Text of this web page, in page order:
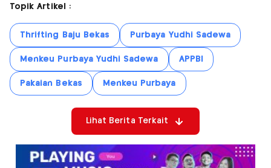
Topik Artikel :
Thrifting Baju Bekas Purbaya Yudhi Sadewa
Menkeu Purbaya Yudhi Sadewa APPBI
Pakaian Bekas Menkeu Purbaya
Lihat Berita Terkait